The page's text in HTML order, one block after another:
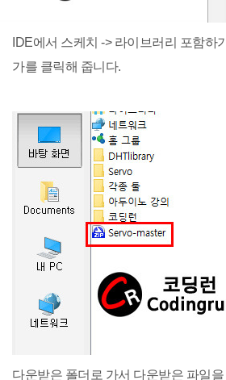
IDE에서 스케치 -> 라이브러리 포함하
가를 클릭해 줍니다.
다운받은 폴더로 가서 다운받은 파일을